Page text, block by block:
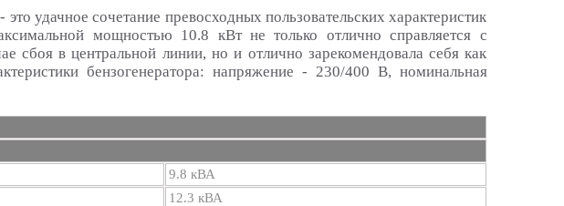
удачное сочетание превосходных пользовательских характеристик
мощностью 10.8 кВт не только отлично справляется с
сбоя в центральной линии, но и отлично зарекомендовала себя как
бензогенератора: напряжение - 230/400 В, номинальная
9.8 кВА
12.3 кВА